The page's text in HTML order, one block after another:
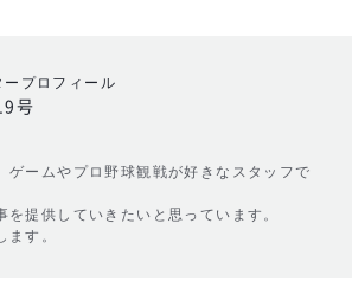
ープロフィール
号
ゲームやプロ野球観戦が好きなスタッフで
を提供していきたいと思っています。
ます。